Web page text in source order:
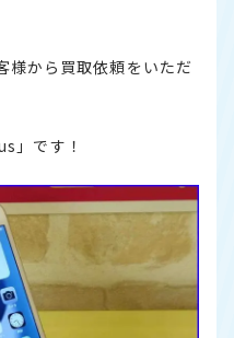
様から買取依頼をいただ
」です！